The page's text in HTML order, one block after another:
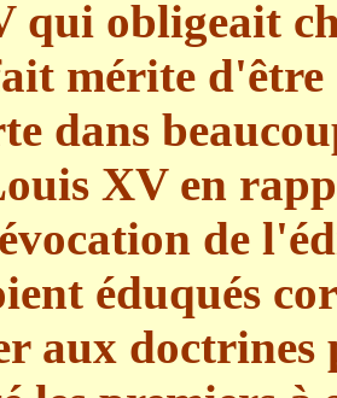
qui obligeait
mérite
dans
XV en
de
éduqués
aux doctrines